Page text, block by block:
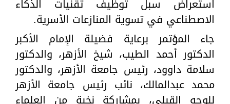
استعراض سبل توظيف تقنيات الذكاء
الاصطناعي في تسوية المنازعات الأسرية.
جاء المؤتمر برعاية فضيلة الإمام الأكبر
الدكتور أحمد الطيب، شيخ الأزهر، والدكتور
سلامة داوود، رئيس جامعة الأزهر، والدكتور
محمد عبدالمالك، نائب رئيس جامعة الأزهر
للوجه القبلي، بمشاركة نخبة من العلماء